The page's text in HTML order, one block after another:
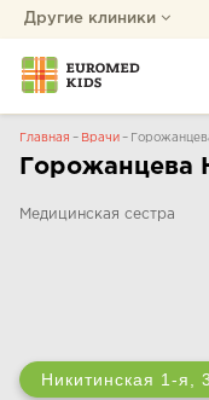
Другие клиники
Главная Врачи
Горожанцева
Медицинская сестра
Никитинская 1-я,